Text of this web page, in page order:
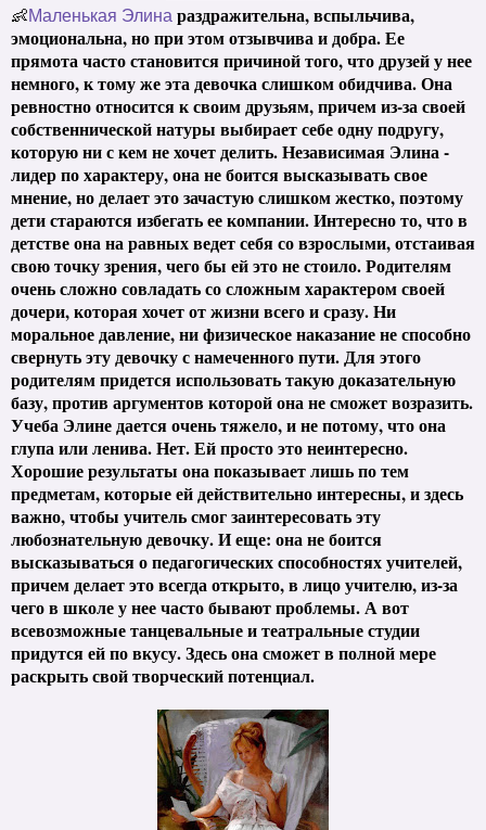
👶Маленькая Элина раздражительна, вспыльчива,
эмоциональна, но при этом отзывчива и добра. Ее
прямота часто становится причиной того, что друзей у нее
немного, к тому же эта девочка слишком обидчива. Она
ревностно относится к своим друзьям, причем из-за своей
собственнической натуры выбирает себе одну подругу,
которую ни с кем не хочет делить. Независимая Элина -
лидер по характеру, она не боится высказывать свое
мнение, но делает это зачастую слишком жестко, поэтому
дети стараются избегать ее компании. Интересно то, что в
детстве она на равных ведет себя со взрослыми, отстаивая
свою точку зрения, чего бы ей это не стоило. Родителям
очень сложно совладать со сложным характером своей
дочери, которая хочет от жизни всего и сразу. Ни
моральное давление, ни физическое наказание не способно
свернуть эту девочку с намеченного пути. Для этого
родителям придется использовать такую доказательную
базу, против аргументов которой она не сможет возразить.
Учеба Элине дается очень тяжело, и не потому, что она
глупа или ленива. Нет. Ей просто это неинтересно.
Хорошие результаты она показывает лишь по тем
предметам, которые ей действительно интересны, и здесь
важно, чтобы учитель смог заинтересовать эту
любознательную девочку. И еще: она не боится
высказываться о педагогических способностях учителей,
причем делает это всегда открыто, в лицо учителю, из-за
чего в школе у нее часто бывают проблемы. А вот
всевозможные танцевальные и театральные студии
придутся ей по вкусу. Здесь она сможет в полной мере
раскрыть свой творческий потенциал.